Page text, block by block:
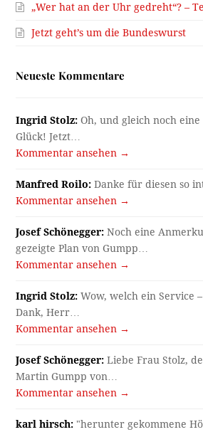
„Wer hat an der Uhr gedreht“? –
Jetzt geht’s um die Bundeswurst
Neueste Kommentare
Ingrid Stolz: Oh, und gleich noch eine
Glück! Jetzt…
Kommentar ansehen →
Manfred Roilo: Danke für diesen so
Kommentar ansehen →
Josef Schönegger: Noch eine
gezeigte Plan von Gumpp…
Kommentar ansehen →
Ingrid Stolz: Wow, welch ein Service
Dank, Herr…
Kommentar ansehen →
Josef Schönegger: Liebe Frau Stolz,
Martin Gumpp von…
Kommentar ansehen →
karl hirsch: "herunter gekommene